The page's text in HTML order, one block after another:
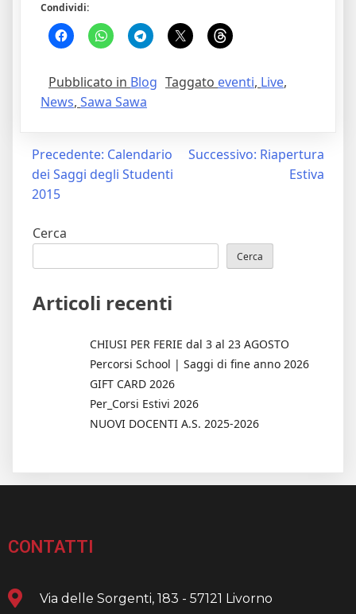
Condividi:
Pubblicato in Blog Taggato eventi, Live,
News, Sawa Sawa
Navigazione
articoli
Precedente: Calendario
dei Saggi degli Studenti
2015
Successivo: Riapertura
Estiva
Cerca
Cerca
Articoli recenti
CHIUSI PER FERIE dal 3 al 23 AGOSTO
Percorsi School | Saggi di fine anno 2026
GIFT CARD 2026
Per_Corsi Estivi 2026
NUOVI DOCENTI A.S. 2025-2026
CONTATTI
Via delle Sorgenti, 183 - 57121 Livorno